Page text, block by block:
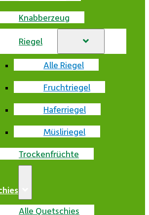
Knabberzeug
Riegel
Alle Riegel
Fruchtriegel
Haferriegel
Müsliriegel
Trockenfrüchte
Alle Quetschies